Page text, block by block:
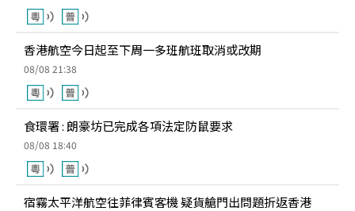
香港航空今日起至下周一多班航班取消或改期
08/08 21:38
食環署 : 朗豪坊已完成各項法定防鼠要求
08/08 18:40
宿霧太平洋航空往菲律賓客機 疑貨艙門出問題折返香港